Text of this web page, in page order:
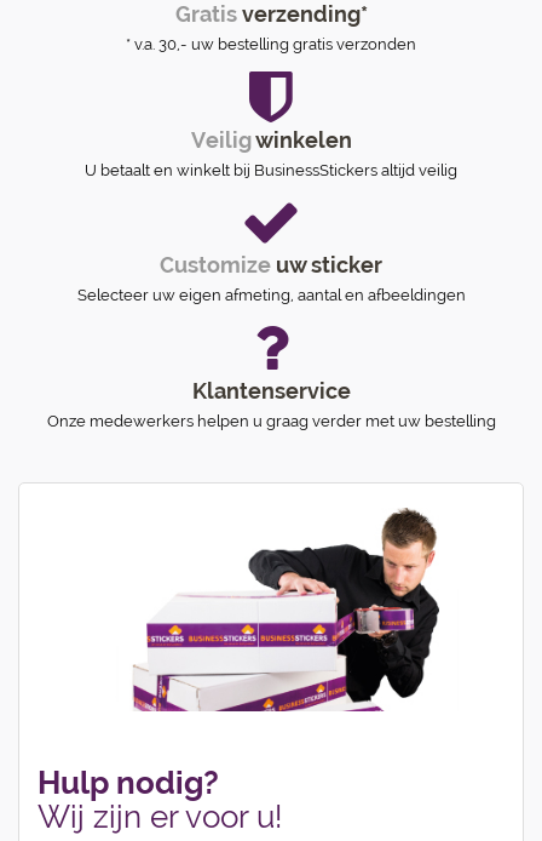
Gratisverzending*
* v.a. 30,- uw bestelling gratis verzonden
Veiligwinkelen
U betaalt en winkelt bij BusinessStickers altijd veilig
Customize uw sticker
Selecteer uw eigen afmeting, aantal en afbeeldingen
Klantenservice
Onze medewerkers helpen u graag verder met uw bestelling
Hulp nodig?
Wij zijn er voor u!